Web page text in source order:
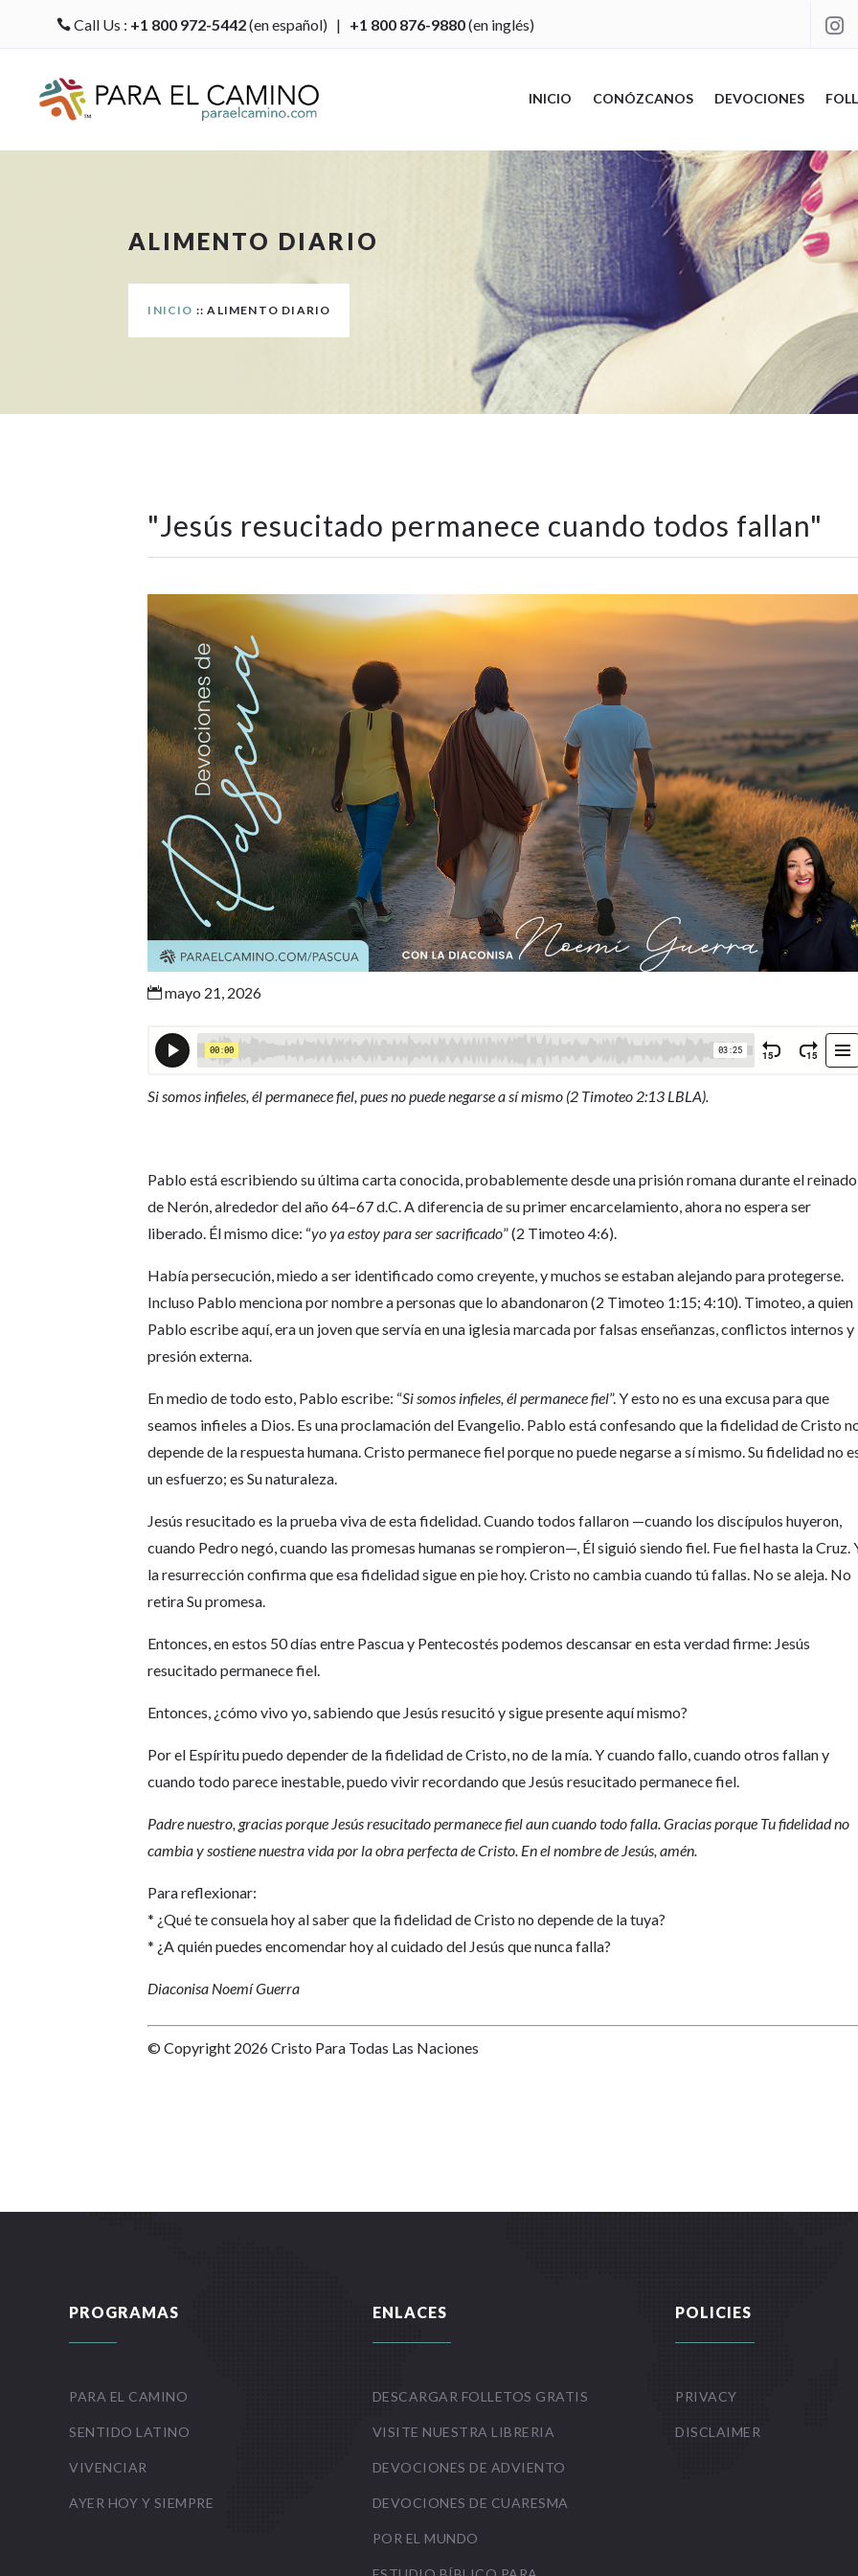
Call Us : +1 800 972-5442(en español) | +1 800 876-9880(en inglés) 
INICIO CONÓZCANOS DEVOCIONES
ALIMENTO DIARIO
INICIO :: ALIMENTO DIARIO
"Jesús resucitado permanece cuando todos fallan"
 mayo 21, 2026
Si somos infieles, él permanece fiel, pues no puede negarse a sí mismo (2 Timoteo 2:13 LBLA).
Pablo está escribiendo su última carta conocida, probablemente desde una prisión romana durante el reinado
de Nerón, alrededor del año 64–67 d.C. A diferencia de su primer encarcelamiento, ahora no espera ser
liberado. Él mismo dice: “yo ya estoy para ser sacrificado” (2 Timoteo 4:6).
Había persecución, miedo a ser identificado como creyente, y muchos se estaban alejando para protegerse.
Incluso Pablo menciona por nombre a personas que lo abandonaron (2 Timoteo 1:15; 4:10). Timoteo, a quien
Pablo escribe aquí, era un joven que servía en una iglesia marcada por falsas enseñanzas, conflictos internos y
presión externa.
En medio de todo esto, Pablo escribe: “Si somos infieles, él permanece fiel”. Y esto no es una excusa para que
seamos infieles a Dios. Es una proclamación del Evangelio. Pablo está confesando que la fidelidad de Cristo
depende de la respuesta humana. Cristo permanece fiel porque no puede negarse a sí mismo. Su fidelidad no
un esfuerzo; es Su naturaleza.
Jesús resucitado es la prueba viva de esta fidelidad. Cuando todos fallaron —cuando los discípulos huyeron,
cuando Pedro negó, cuando las promesas humanas se rompieron—, Él siguió siendo fiel. Fue fiel hasta la Cruz.
la resurrección confirma que esa fidelidad sigue en pie hoy. Cristo no cambia cuando tú fallas. No se aleja. No
retira Su promesa.
Entonces, en estos 50 días entre Pascua y Pentecostés podemos descansar en esta verdad firme: Jesús
resucitado permanece fiel.
Entonces, ¿cómo vivo yo, sabiendo que Jesús resucitó y sigue presente aquí mismo?
Por el Espíritu puedo depender de la fidelidad de Cristo, no de la mía. Y cuando fallo, cuando otros fallan y
cuando todo parece inestable, puedo vivir recordando que Jesús resucitado permanece fiel.
Padre nuestro, gracias porque Jesús resucitado permanece fiel aun cuando todo falla. Gracias porque Tu fidelidad no
cambia y sostiene nuestra vida por la obra perfecta de Cristo. En el nombre de Jesús, amén.
Para reflexionar:
* ¿Qué te consuela hoy al saber que la fidelidad de Cristo no depende de la tuya?
* ¿A quién puedes encomendar hoy al cuidado del Jesús que nunca falla?
Diaconisa Noemí Guerra
© Copyright 2026 Cristo Para Todas Las Naciones
PROGRAMAS
PARA EL CAMINO
SENTIDO LATINO
VIVENCIAR
AYER HOY Y SIEMPRE
ENLACES
DESCARGAR FOLLETOS GRATIS
VISITE NUESTRA LIBRERIA
DEVOCIONES DE ADVIENTO
DEVOCIONES DE CUARESMA
POR EL MUNDO
POLICIES
PRIVACY
DISCLAIMER